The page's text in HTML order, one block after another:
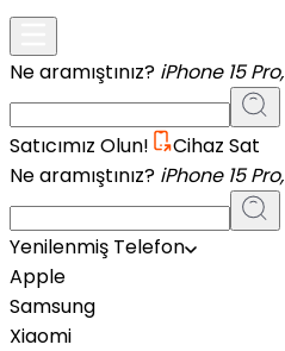
Ne aramıştınız? iPhone 15
Satıcımız Olun!
Cihaz Sat
Ne aramıştınız? iPhone 15
Yenilenmiş Telefon
Apple
Samsung
Xiaomi